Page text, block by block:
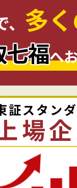
、 多
福へ
証スタン
場